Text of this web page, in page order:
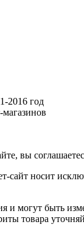
2016 год
вы
носит
могут быть
товара